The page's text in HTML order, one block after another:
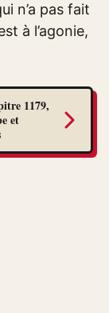
n’a pas fait
à l’agonie,
1179,
et